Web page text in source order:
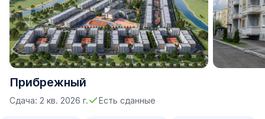
Прибрежный
Сдача: 2 кв. 2026 г. Есть сданные